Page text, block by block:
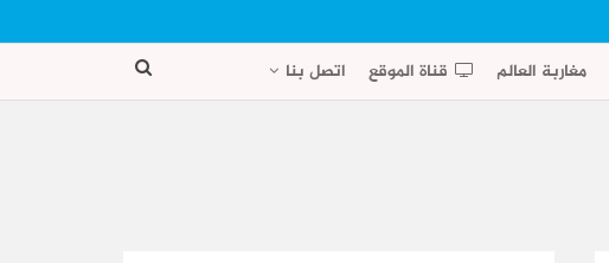
مغاربة العالم قناة الموقع اتصل بنا